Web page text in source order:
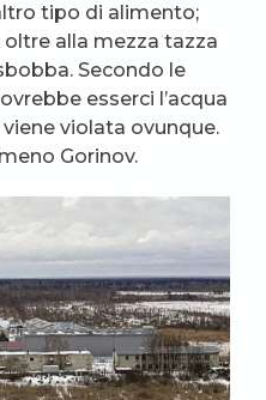
tipo di alimento;
alla mezza tazza
Secondo le
esserci l’acqua
violata ovunque.
Gorinov.